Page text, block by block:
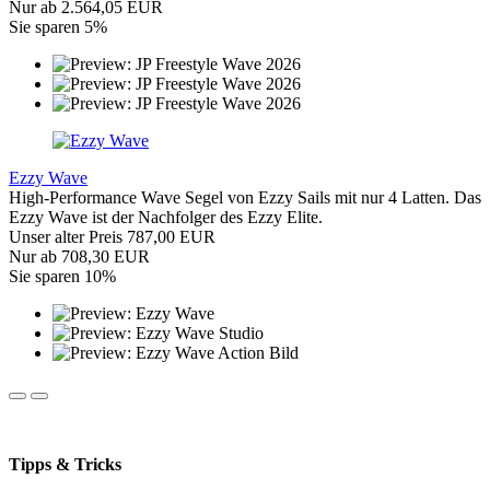
Nur ab 2.564,05 EUR
Sie sparen 5%
Ezzy Wave
High-Performance Wave Segel von Ezzy Sails mit nur 4 Latten. Das
Ezzy Wave ist der Nachfolger des Ezzy Elite.
Unser alter Preis 787,00 EUR
Nur ab 708,30 EUR
Sie sparen 10%
Tipps & Tricks